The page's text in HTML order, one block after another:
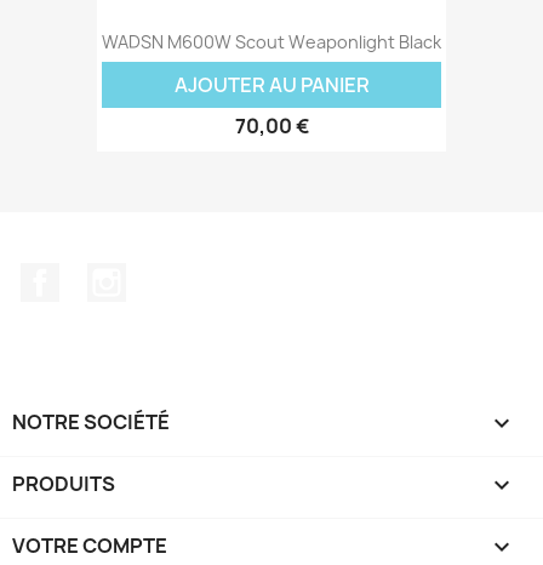
WADSN M600W Scout Weaponlight Black
AJOUTER AU PANIER
70,00 €
NOTRE SOCIÉTÉ 
PRODUITS 
VOTRE COMPTE 